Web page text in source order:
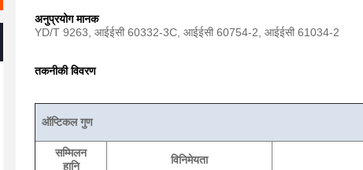
अनुप्रयोग मानक
YD/T 9263, आईईसी 60332-3C, आईईसी 60754-2, आईईसी 61034-2
तकनीकी विवरण
ऑप्टिकल गुण
सम्मिलन
हानि
विनिमेयता